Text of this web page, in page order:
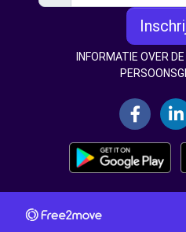
INFORMATIE OVER